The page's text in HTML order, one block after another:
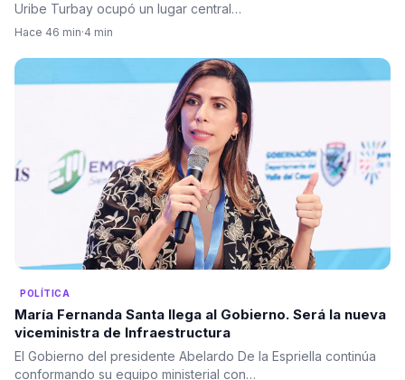
Uribe Turbay ocupó un lugar central…
Hace 46 min·4 min
POLÍTICA
María Fernanda Santa llega al Gobierno. Será la nueva
viceministra de Infraestructura
El Gobierno del presidente Abelardo De la Espriella continúa
conformando su equipo ministerial con…